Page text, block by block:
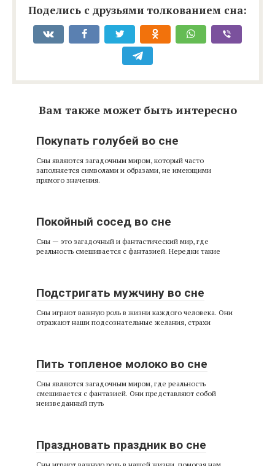
Поделись с друзьями толкованием сна:
Вам также может быть интересно
Покупать голубей во сне
Сны являются загадочным миром, который часто
заполняется символами и образами, не имеющими
прямого значения.
Покойный сосед во сне
Сны — это загадочный и фантастический мир, где
реальность смешивается с фантазией. Нередки такие
Подстригать мужчину во сне
Сны играют важную роль в жизни каждого человека. Они
отражают наши подсознательные желания, страхи
Пить топленое молоко во сне
Сны являются загадочным миром, где реальность
смешивается с фантазией. Они представляют собой
неизведанный путь
Праздновать праздник во сне